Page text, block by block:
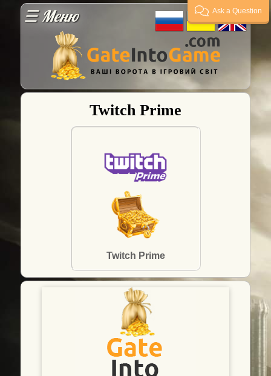
Гарантії
Оплата
Доставка
Постачальникам
☰ Меню
Twitch Prime
Twitch Prime
Ask a Question